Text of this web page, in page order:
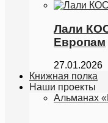
Лали
Европам
27.01.2026
Книжная полка
Наши проекты
Альманах